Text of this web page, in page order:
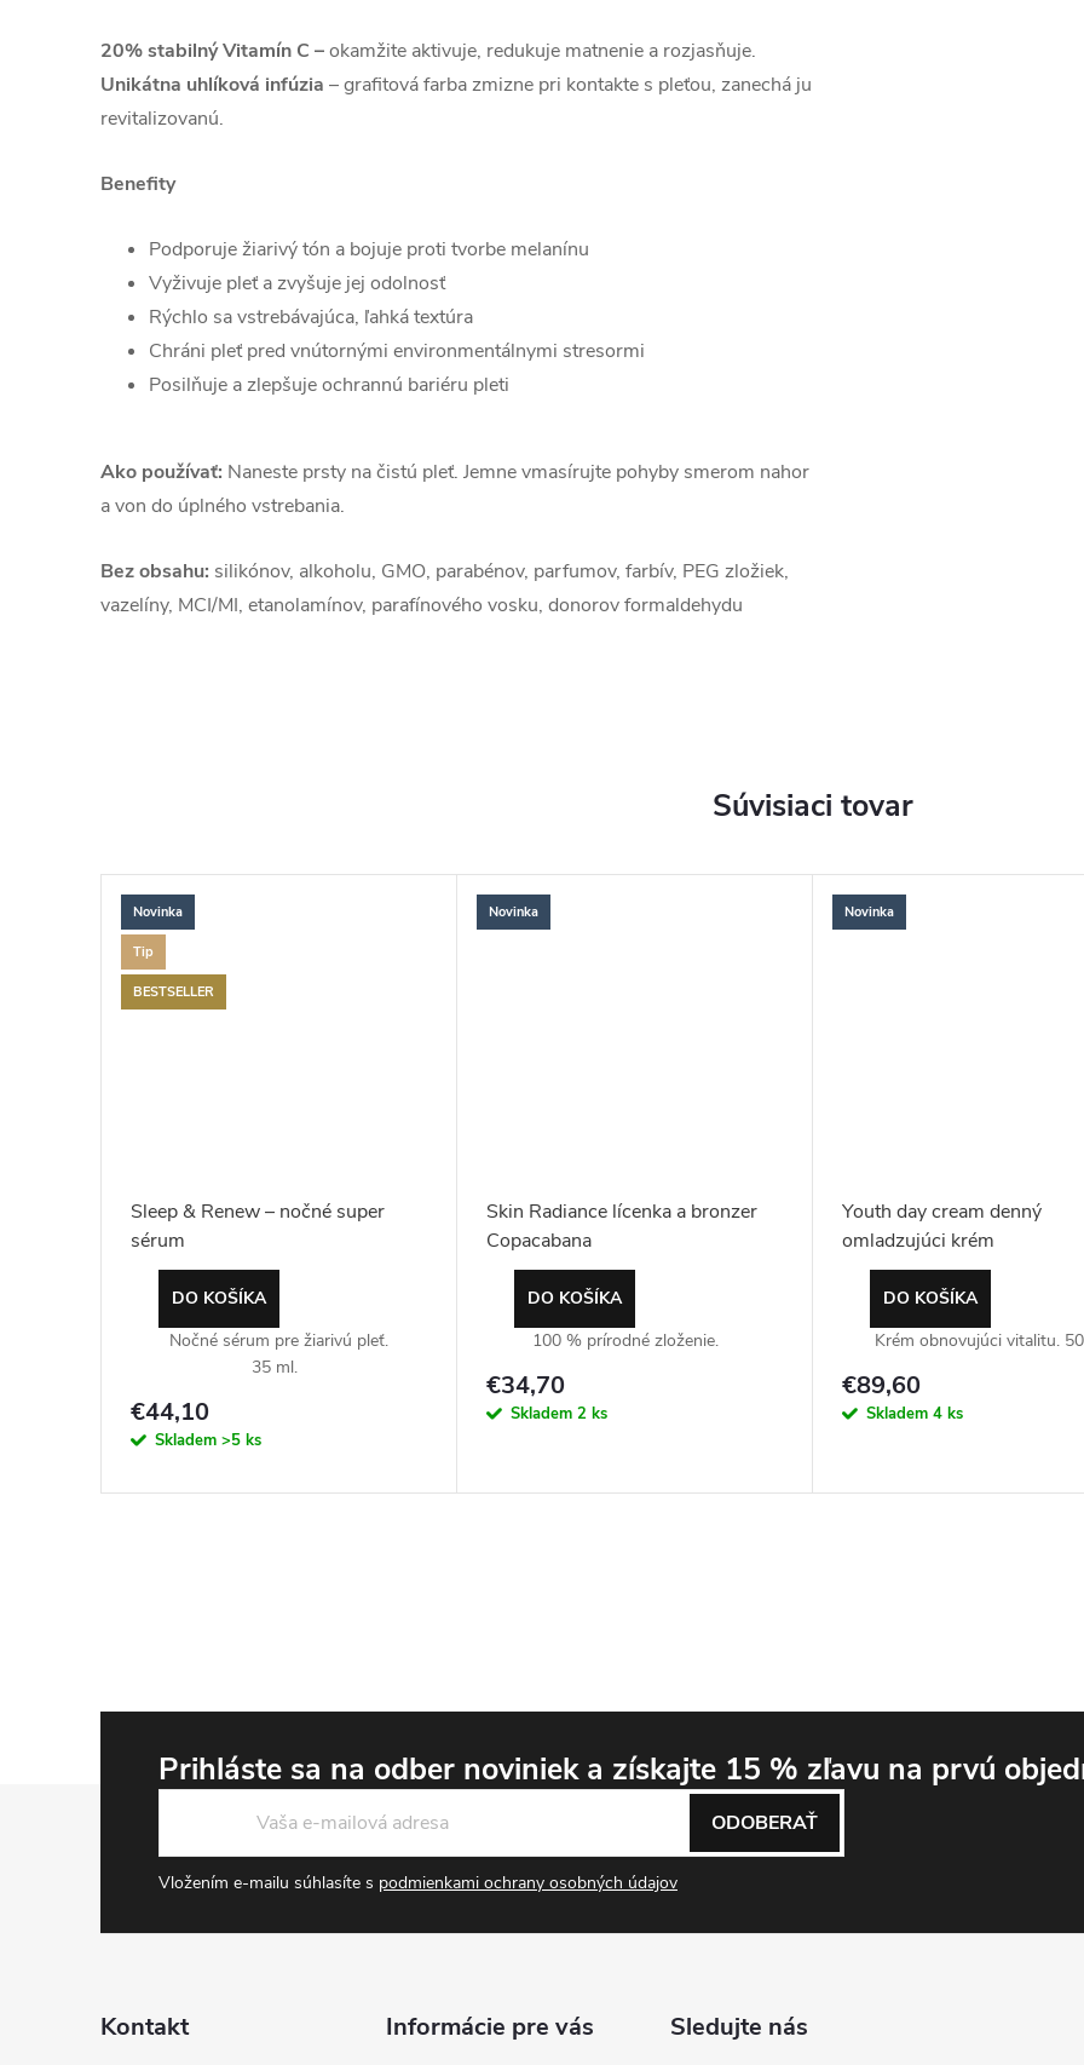
20% stabilný Vitamín C –okamžite aktivuje, redukuje matnenie a rozjasňuje.
Unikátna uhlíková infúzia – grafitová farba zmizne pri kontakte s pleťou, zanechá ju
revitalizovanú.
Benefity
Podporuje žiarivý tón a bojuje proti tvorbe melanínu
Vyživuje pleť a zvyšuje jej odolnosť
Rýchlo sa vstrebávajúca, ľahká textúra
Chráni pleť pred vnútornými environmentálnymi stresormi
Posilňuje a zlepšuje ochrannú bariéru pleti
Ako používať: Naneste prsty na čistú pleť. Jemne vmasírujte pohyby smerom nahor
a von do úplného vstrebania.
Bez obsahu: silikónov, alkoholu, GMO, parabénov, parfumov, farbív, PEG zložiek,
vazelíny, MCI/MI, etanolamínov, parafínového vosku, donorov formaldehydu
Súvisiaci tovar
Novinka
Tip
BESTSELLER
Sleep & Renew – nočné super
sérum
€44,10
Skladem >5 ks
DO KOŠÍKA
Nočné sérum pre žiarivú pleť.
35 ml.
Novinka
Skin Radiance lícenka a bronzer
Copacabana
€34,70
Skladem 2 ks
DO KOŠÍKA
100 % prírodné zloženie.
Novinka
Youth day cream denný
omladzujúci krém
€89,60
Skladem 4 ks
DO KOŠÍKA
Krém obnovujúci vitalitu.
Prihláste sa na odber noviniek a získajte 15 % zľavu na prvú
Vložením e-mailu súhlasíte s podmienkami ochrany osobných údajov
ODOBERAŤ
Kontakt Informácie pre vás Sledujte nás